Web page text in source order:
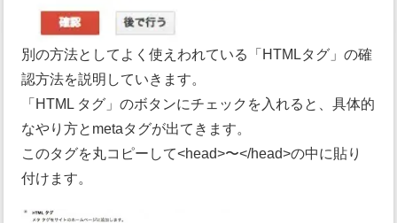
別の方法としてよく使えわれている「HTMLタグ」の確
認方法を説明していきます。
「HTML タグ」のボタンにチェックを入れると、具体的
なやり方とmetaタグが出てきます。
このタグを丸コピーして<head>〜</head>の中に貼り
付けます。